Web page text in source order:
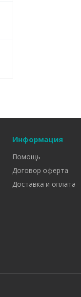
Информация
Помощь
Договор оферта
Доставка и оплата